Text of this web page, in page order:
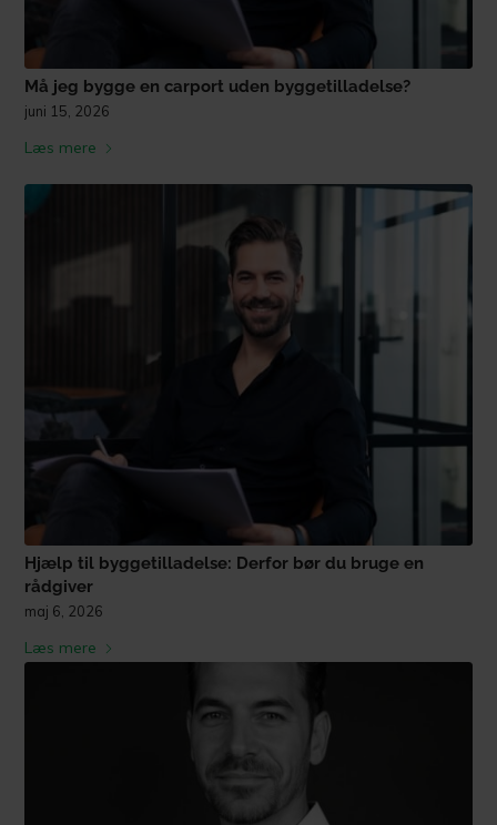
Må jeg bygge en carport uden byggetilladelse?
juni 15, 2026
Læs mere
Hjælp til byggetilladelse: Derfor bør du bruge en
rådgiver
maj 6, 2026
Læs mere